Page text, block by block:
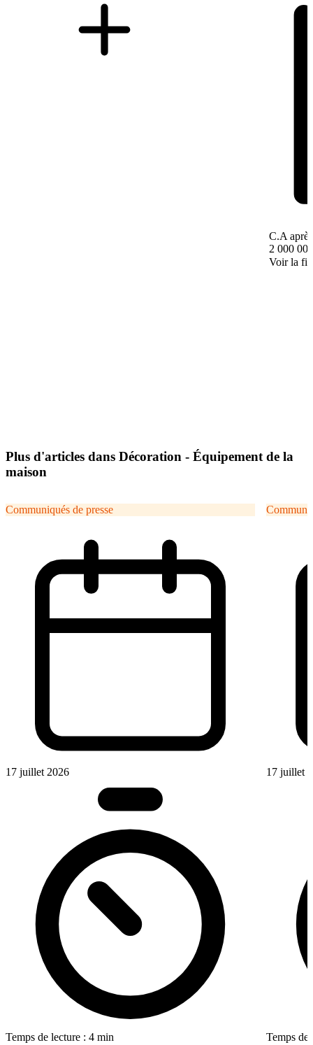
C.A
2 000
Voir la
Plus d'articles dans Décoration - Équipement de la
maison
Communiqués de presse
17 juillet 2026
Temps de lecture : 4 min
17 juillet
Temps de